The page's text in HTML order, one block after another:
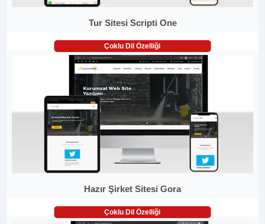
Tur Sitesi Scripti One
Çoklu Dil Özelliği
Hazır Şirket Sitesi Gora
Çoklu Dil Özelliği